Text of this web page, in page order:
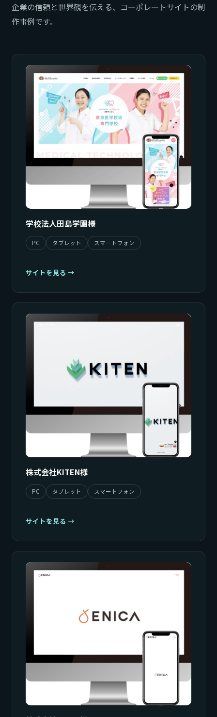
企業の信頼と世界観を伝える、コーポレートサイトの制
作事例です。
学校法人田島学園様
PC タブレット スマートフォン
サイトを見る
株式会社KITEN様
PC タブレット スマートフォン
サイトを見る